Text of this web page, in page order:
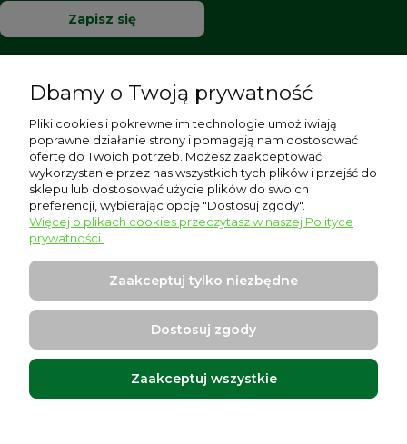
Zapisz się
Moje konto
Płatności i dostawa
Informacje
Warszawska 17, 96-500 Sochaczew
Projekt i wykonanie:Ecommercy.pl
Dbamy o Twoją prywatność
Pliki cookies i pokrewne im technologie umożliwiają
poprawne działanie strony i pomagają nam dostosować
ofertę do Twoich potrzeb. Możesz zaakceptować
wykorzystanie przez nas wszystkich tych plików i przejść do
sklepu lub dostosować użycie plików do swoich
preferencji, wybierając opcję "Dostosuj zgody".
Więcej o plikach cookies przeczytasz w naszej Polityce
prywatności.
Zaakceptuj tylko niezbędne
Dostosuj zgody
Zaakceptuj wszystkie